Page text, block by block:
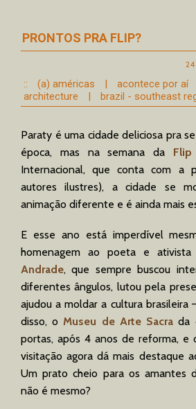
PRONTOS PRA FLIP?
:: (a) américas | acontece por aí
architecture
| brazil - southeast
Paraty é uma cidade deliciosa pra
época, mas na semana da Flip
Internacional, que conta com a
autores ilustres), a cidade se
animação diferente e é ainda mais
E esse ano está imperdível
homenagem ao poeta e ativista
Andrade, que sempre buscou
diferentes ângulos, lutou pela
ajudou a moldar a cultura brasileira
disso, oMuseu de Arte Sacra da
portas, após 4 anos de reforma, e
visitação agora dá mais destaque
Um prato cheio para os amantes
não é mesmo?